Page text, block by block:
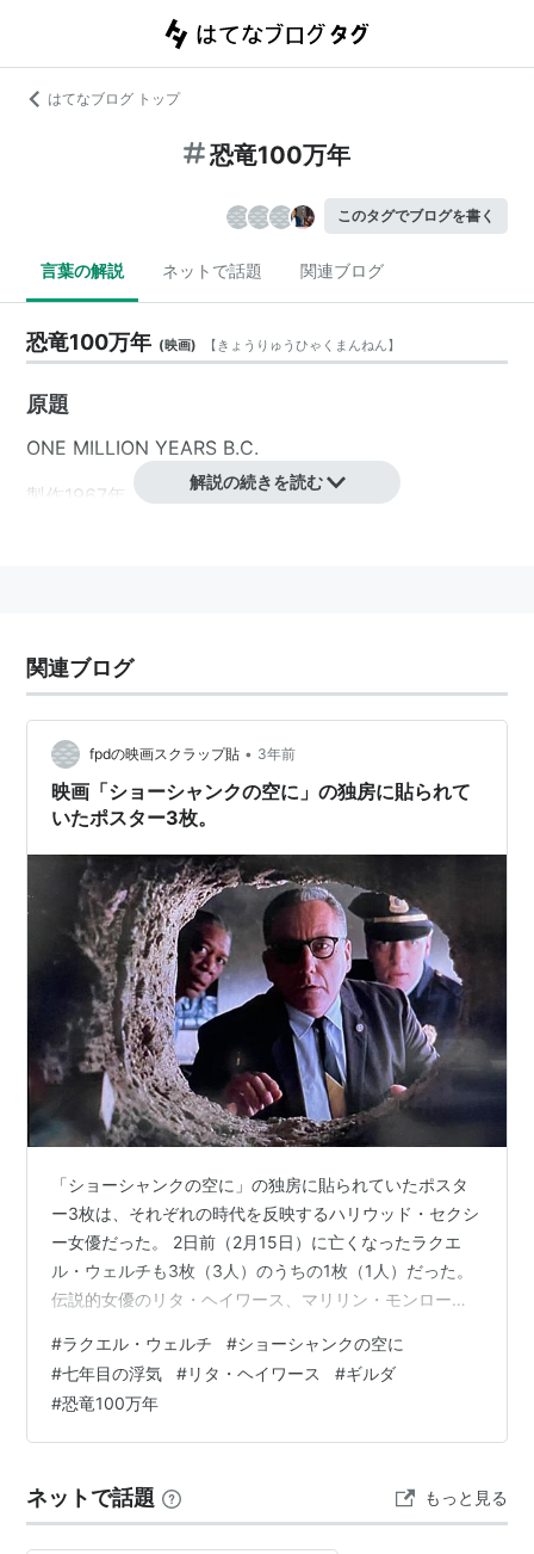
はてなブログ トップ
恐竜100万年
このタグでブログを書く
言葉の解説 ネットで話題 関連ブログ
恐竜100万年 (映画) 【きょうりゅうひゃくまんねん】
原題
ONE MILLION YEARS B.C.
製作1967年 イギリス・アメリカ映画
ストーリー
ホラー映画で有名な英ハマープロが製作。恐竜はレイ・
ハリーハウゼンの手により甦り、スクリーンを縦横に暴
れまわる。 黒髪の部族を追われた若者が、放浪の果
英雄となる。彼は美しい娘ラクウェル・ウェルチ,を連
れ、元居た山の部族に戻る。 そんな時、天変地異が起
り、山は噴火し、恐竜は地割れに飲み込まれる。 生き
残ったのは僅かな人たちだけであった。
数体の恐竜と翼竜と大亀はストップモーション・アニ
メで撮影されているが、荒野と地割れに飲み込まれるト
カゲと、一瞬だけ登場する大蜘蛛に関しては実物を合成
している。
が恐竜映像のスタンダードだった。…もちろん科学的に
はナンセンスな部分は多いが、生命感溢れる恐竜を高い
完成度で再現した映像技術とセンスは未だに高次元に有
る事は疑いない。 この映画の魅力の半分は、これら恐
ウェルチの見事な肉体美にある。 当時のセックスシン
ボルだったラクウェル・ウェルチの健康的な姿は、これ
DVD
解説の続きを読む
関連ブログ
fpdの映画スクラップ貼 • 3年前
映画「ショーシャンクの空に」の独房に貼られて
いたポスター3枚。
「ショーシャンクの空に」の独房に貼られていたポスタ
ー3枚は、それぞれの時代を反映するハリウッド・セクシ
ー女優だった。 2日前（2月15日）に亡くなったラクエ
ル・ウェルチも3枚（3人）のうちの1枚（1人）だった。
伝説的女優のリタ・ヘイワース、マリリン・モンローと
さが改めてわかる。 アンディの刑務所にいた時の長さを
も表していた。 【1940年代】リタ・ヘイワ―ス 【1950
年代】マリリン・モンロー 【1960年代】ラクエル・ウェ
ルチ そして、ポスターは、その先にある暗闇から抜け出
■1940年代のリタ…
#ラクエル・ウェルチ #ショーシャンクの空に
#七年目の浮気 #リタ・ヘイワース #ギルダ
#恐竜100万年
ネットで話題 もっと見る